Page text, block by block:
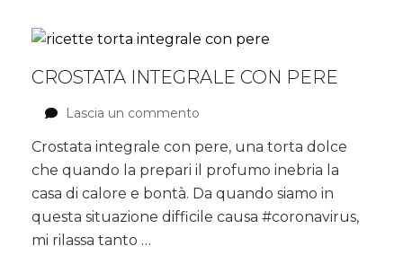
CROSTATA INTEGRALE CON PERE
Lascia un commento
integrale
con
pere
Crostata integrale con pere, una torta dolce
che quando la prepari il profumo inebria la
casa di calore e bontà. Da quando siamo in
questa situazione difficile causa #coronavirus,
mi rilassa tanto …